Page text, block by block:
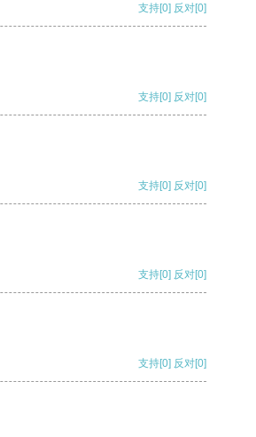
支持[0] 反对[0]
支持[0] 反对[0]
支持[0] 反对[0]
支持[0] 反对[0]
支持[0] 反对[0]